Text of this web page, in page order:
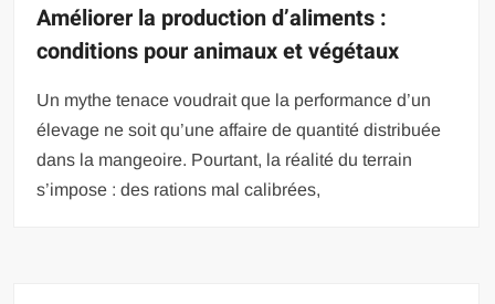
Améliorer la production d’aliments :
conditions pour animaux et végétaux
Un mythe tenace voudrait que la performance d’un
élevage ne soit qu’une affaire de quantité distribuée
dans la mangeoire. Pourtant, la réalité du terrain
s’impose : des rations mal calibrées,